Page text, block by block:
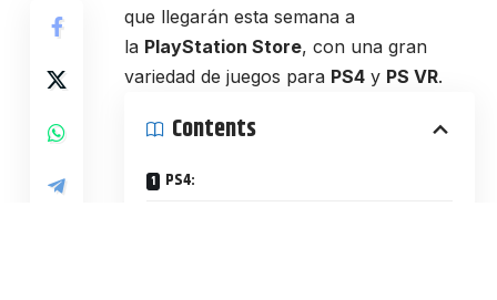
que llegarán esta semana a
la PlayStation Store, con una gran
variedad de juegos para PS4 y PS VR.
Contents
PS4: